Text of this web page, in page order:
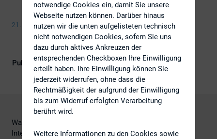
21. Mai 2014
Publikationsform Externe Publikationen
Was erwarten europäische Journalisten von einem
Interview mit dem Vorstandsvorsitzenden eines
notwendige Cookies ein, damit Sie unsere
Webseite nutzen können. Darüber hinaus
nutzen wir die unten aufgelisteten technisch
nicht notwendigen Cookies, sofern Sie uns
dazu durch aktives Ankreuzen der
entsprechenden Checkboxen Ihre Einwilligung
erteilt haben. Ihre Einwilligung können Sie
jederzeit widerrufen, ohne dass die
Rechtmäßigkeit der aufgrund der Einwilligung
bis zum Widerruf erfolgten Verarbeitung
berührt wird.
Weitere Informationen zu den Cookies sowie